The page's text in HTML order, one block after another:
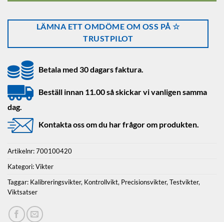
LÄMNA ETT OMDÖME OM OSS PÅ ☆
TRUSTPILOT
Betala med 30 dagars faktura.
Beställ innan 11.00 så skickar vi vanligen samma
dag.
Kontakta oss om du har frågor om produkten.
Artikelnr:700100420
Kategori:Vikter
Taggar: Kalibreringsvikter, Kontrollvikt, Precisionsvikter,Testvikter,
Viktsatser